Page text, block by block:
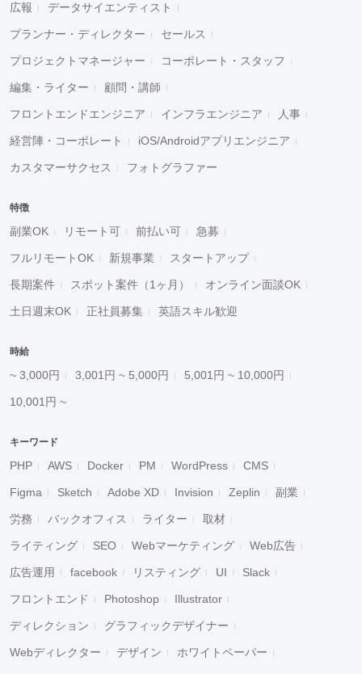
広報 データサイエンティスト
プランナー・ディレクター セールス
プロジェクトマネージャー コーポレート・スタッフ
編集・ライター 顧問・講師
フロントエンドエンジニア インフラエンジニア 人事
経営陣・コーポレート iOS/Androidアプリエンジニア
カスタマーサクセス フォトグラファー
特徴
副業OK リモート可 前払い可 急募
フルリモートOK 新規事業 スタートアップ
長期案件 スポット案件（1ヶ月） オンライン面談OK
土日週末OK 正社員募集 英語スキル歓迎
時給
~ 3,000円 3,001円 ~ 5,000円 5,001円 ~ 10,000円
10,001円 ~
キーワード
PHP AWS Docker PM WordPress CMS
Figma Sketch Adobe XD Invision Zeplin 副業
労務 バックオフィス ライター 取材
ライティング SEO Webマーケティング Web広告
広告運用 facebook リスティング UI Slack
フロントエンド Photoshop Illustrator
ディレクション グラフィックデザイナー
Webディレクター デザイン ホワイトペーパー